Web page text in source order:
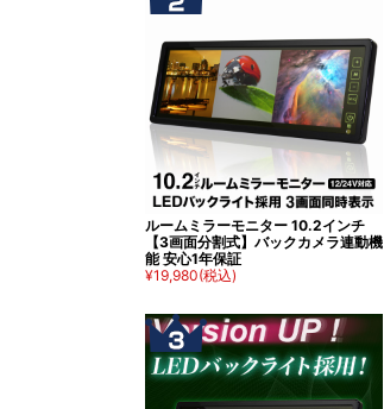
ルームミラーモニター 10.2インチ
【3画面分割式】バックカメラ連動機
能 安心1年保証
¥19,980(税込)